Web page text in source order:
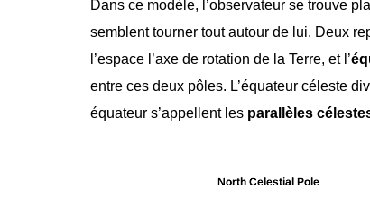
Dans ce modèle, l’observateur se trouve
semblent tourner tout autour de lui. Deux
l’espace l’axe de rotation de la Terre, et l’
entre ces deux pôles. L’équateur céleste
équateur s’appellent les parallèles